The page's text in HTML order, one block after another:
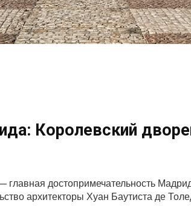
Королевский
достопримечательность
архитекторы Хуан Баутиста де